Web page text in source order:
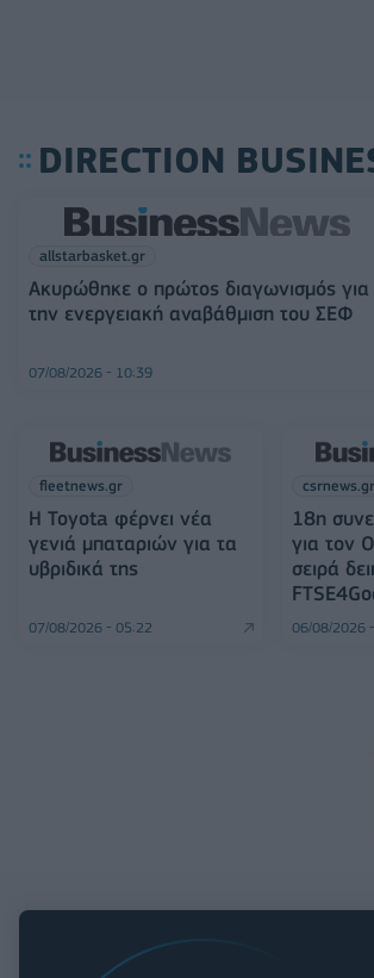
DIRECTION
allstarbasket.gr
Ακυρώθηκε ο πρώτος διαγωνισμός για
την ενεργειακή αναβάθμιση του ΣΕΦ
07/08/2026 - 10:39
fleetnews.gr
Η Toyota φέρνει νέα
γενιά μπαταριών για τα
υβριδικά της
07/08/2026 - 05:22
csrnews.gr
18η
για τον
σειρά
06/08/2026